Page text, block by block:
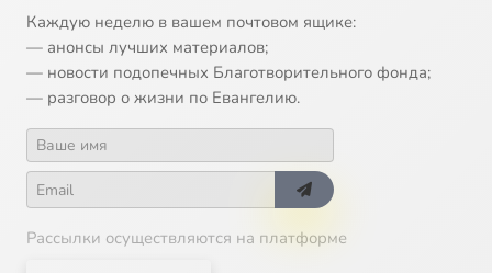
14 Фёдор Достоевский - Брак в Кане
15 Фёдор Достоевский - Бесы
Константин Романов - Царь Иудейский
17 Антонис ван Дейк - Неверие Фомы
Каждую неделю в вашем почтовом ящике:
— анонсы лучших материалов;
— новости подопечных Благотворительного фонда;
— разговор о жизни по Евангелию.
Рассылки осуществляются на платформе